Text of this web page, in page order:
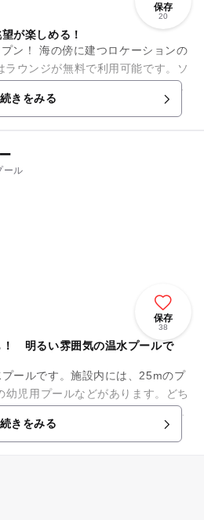
保存
20
が楽しめる！
ン！ 海の傍に建つロケーションの
ル、おつまみなどを気軽に楽しめ
続きをみる
ール
保存
38
！ 明るい雰囲気の温水プールで
ールです。施設内には、25mのプ
児用プールなどがあります。どち
安心です。25mプールは歩行用
続きをみる